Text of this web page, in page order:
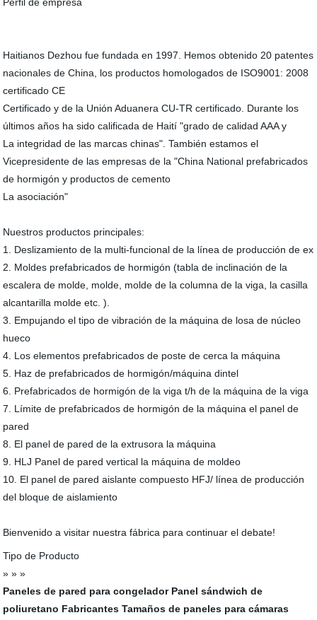
Haitianos Dezhou fue fundada en 1997. Hemos obtenido 20 patentes
nacionales de China, los productos homologados de ISO9001: 2008
certificado CE
Certificado y de la Unión Aduanera CU-TR certificado. Durante los
últimos años ha sido calificada de Haití "grado de calidad AAA y
La integridad de las marcas chinas". También estamos el
Vicepresidente de las empresas de la "China National prefabricados
de hormigón y productos de cemento
La asociación"
Nuestros productos principales:
1. Deslizamiento de la multi-funcional de la línea de producción de ex
2. Moldes prefabricados de hormigón (tabla de inclinación de la
escalera de molde, molde, molde de la columna de la viga, la casilla
alcantarilla molde etc. ).
3. Empujando el tipo de vibración de la máquina de losa de núcleo
hueco
4. Los elementos prefabricados de poste de cerca la máquina
5. Haz de prefabricados de hormigón/máquina dintel
6. Prefabricados de hormigón de la viga t/h de la máquina de la viga
7. Límite de prefabricados de hormigón de la máquina el panel de
pared
8. El panel de pared de la extrusora la máquina
9. HLJ Panel de pared vertical la máquina de moldeo
10. El panel de pared aislante compuesto HFJ/ línea de producción
del bloque de aislamiento
Bienvenido a visitar nuestra fábrica para continuar el debate!
Tipo de Producto
» » »
Paneles de pared para congelador Panel sándwich de
poliuretano Fabricantes Tamaños de paneles para cámaras